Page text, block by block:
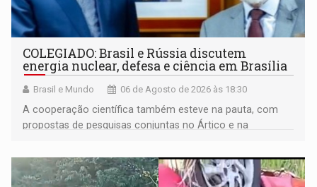
COLEGIADO: Brasil e Rússia discutem
energia nuclear, defesa e ciência em Brasília
Brasil e Mundo 06 de Agosto de 2026 às 18:30
A cooperação científica também esteve na pauta, com
propostas de pesquisas conjuntas no Ártico e na